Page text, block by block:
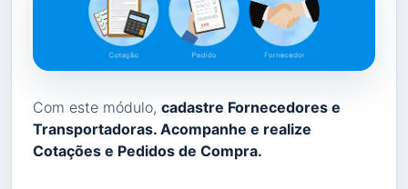
Com este módulo, cadastre Fornecedores e
Transportadoras. Acompanhe e realize
Cotações e Pedidos de Compra.